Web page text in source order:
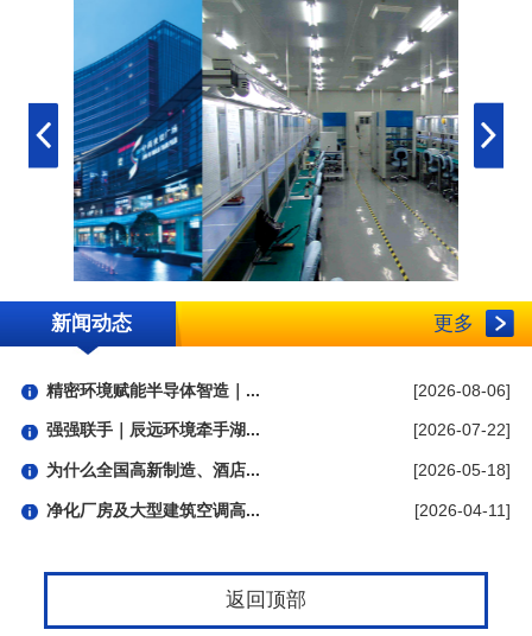
新闻动态 更多
精密环境赋能半导体智造｜... [2026-08-06]
强强联手｜辰远环境牵手湖... [2026-07-22]
为什么全国高新制造、酒店... [2026-05-18]
净化厂房及大型建筑空调高... [2026-04-11]
返回顶部